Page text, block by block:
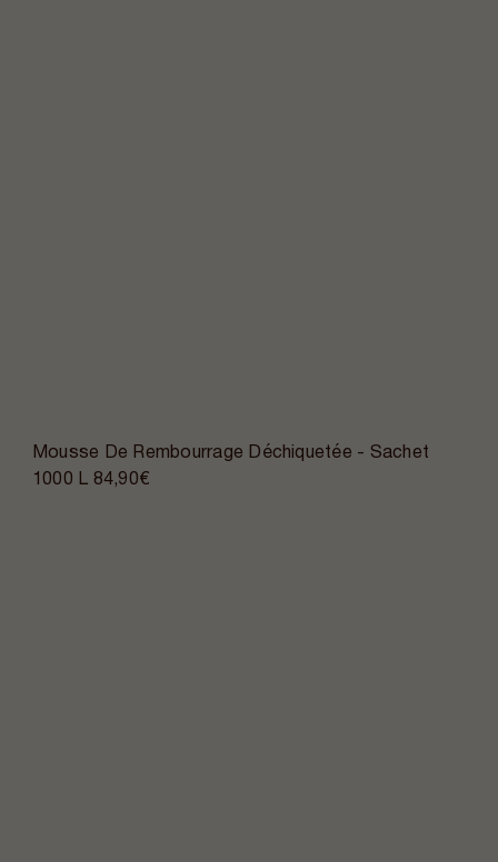
Mousse De Rembourrage Déchiquetée - Sachet
1000 L 84,90€